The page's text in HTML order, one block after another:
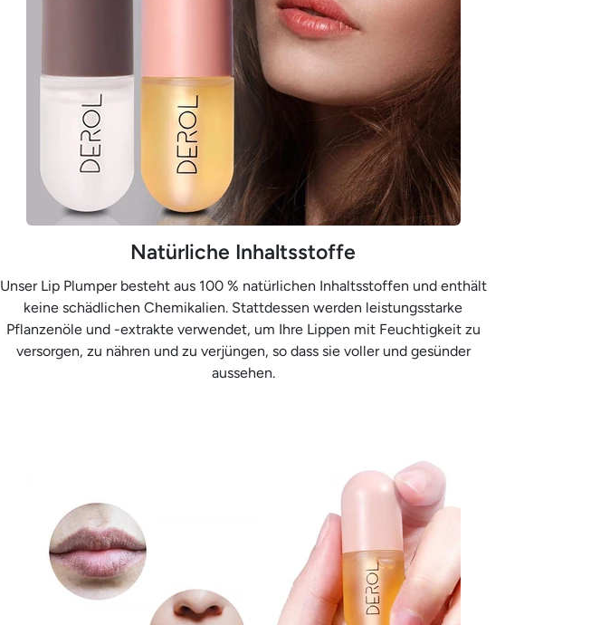
Natürliche Inhaltsstoffe
Unser Lip Plumper besteht aus 100 % natürlichen Inhaltsstoffen und enthält
keine schädlichen Chemikalien. Stattdessen werden leistungsstarke
Pflanzenöle und -extrakte verwendet, um Ihre Lippen mit Feuchtigkeit zu
versorgen, zu nähren und zu verjüngen, so dass sie voller und gesünder
aussehen.